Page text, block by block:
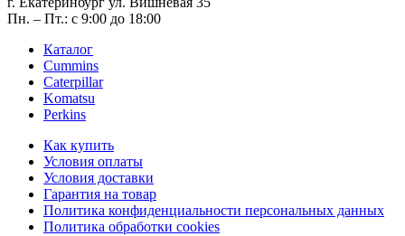
Пн. – Пт.: с 9:00 до 18:00
Каталог
Cummins
Caterpillar
Komatsu
Perkins
Как купить
Условия оплаты
Условия доставки
Гарантия на товар
Политика конфиденциальности персональных данных
Политика обработки cookies